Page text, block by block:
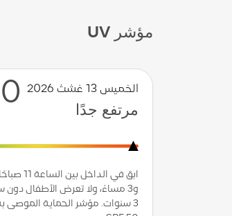
مؤشر UV
الخميس 13 غشث 2026
مرتفع جدًا
ابق في الداخل بين الساعة 11 صباحًا
و3 مساءً، ولا تعرض الأطفال
3 سنوات. مؤشر الحماية الموصى